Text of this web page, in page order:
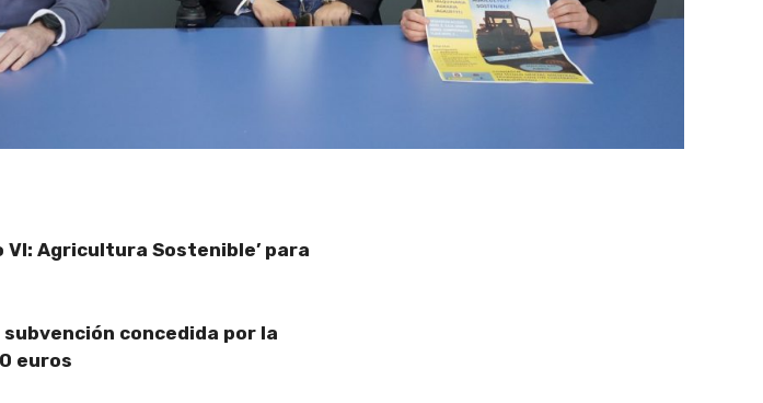
Agricultura Sostenible’ para
concedida por la
euros